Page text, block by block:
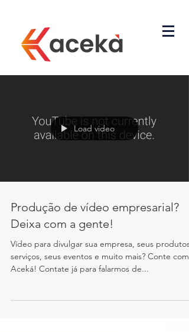
Load video
Produção de vídeo empresarial?
Deixa com a gente!
Vídeo para divulgar sua empresa, seus produtos
serviços, seus eventos e muito mais? Conte com
Aceká! Contate já para falarmos de...